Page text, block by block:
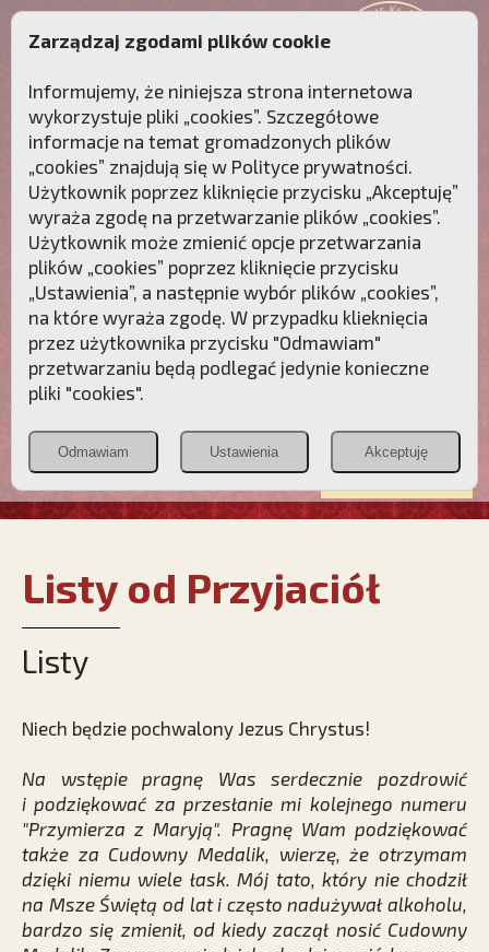
Przebudźmy sumienia Polaków!
Polonia
Christiana
PCh24.pl
Przymierze
POZNAJ APOSTOLAT FATIMY WESPRZYJ
NAS
Listy od Przyjaciół
Listy
Niech będzie pochwalony Jezus Chrystus!
Na wstępie pragnę Was serdecznie pozdrowić
i podziękować za przesłanie mi kolejnego numeru
"Przymierza z Maryją". Pragnę Wam podziękować
także za Cudowny Medalik, wierzę, że otrzymam
dzięki niemu wiele łask. Mój tato, który nie chodził
na Msze Świętą od lat i często nadużywał alkoholu,
bardzo się zmienił, od kiedy zaczął nosić Cudowny
Zarządzaj zgodami plików cookie
Informujemy, że niniejsza strona internetowa
wykorzystuje pliki „cookies”. Szczegółowe
informacje na temat gromadzonych plików
„cookies” znajdują się w Polityce prywatności.
Użytkownik poprzez kliknięcie przycisku „Akceptuję”
wyraża zgodę na przetwarzanie plików „cookies”.
Użytkownik może zmienić opcje przetwarzania
plików „cookies” poprzez kliknięcie przycisku
„Ustawienia”, a następnie wybór plików „cookies”,
na które wyraża zgodę. W przypadku klieknięcia
przez użytkownika przycisku "Odmawiam"
przetwarzaniu będą podlegać jedynie konieczne
pliki "cookies".
Odmawiam Ustawienia Akceptuję